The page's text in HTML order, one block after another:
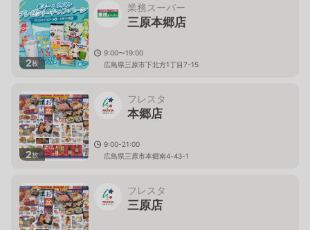
2枚
業務スーパー
三原本郷店
9:00〜19:00
広島県三原市下北方1丁目7-15
2枚
フレスタ
本郷店
9:00-21:00
広島県三原市本郷南4-43-1
フレスタ
三原店